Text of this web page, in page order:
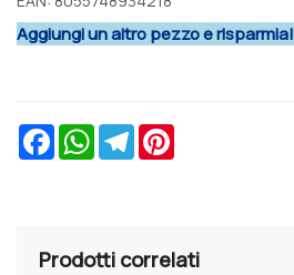
Aggiungi un altro pezzo e risparmia!
FacebookWhatsAppTelegram
Prodotti correlati